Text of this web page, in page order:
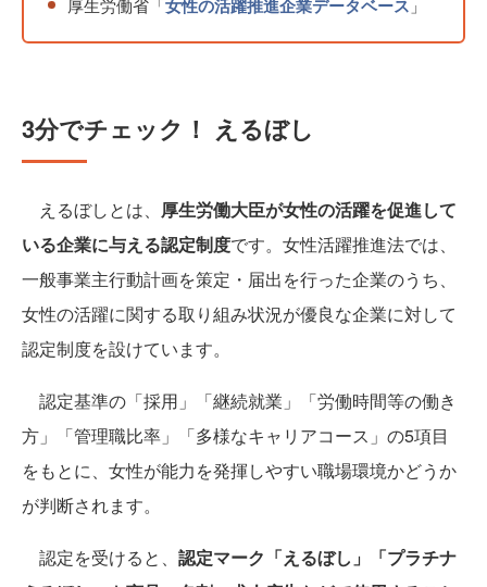
厚生労働省「女性の活躍推進企業データベース 」
3分でチェック！ えるぼし
えるぼしとは、 厚生労働大臣が女性の活躍を促進して
いる企業に与える認定制度です。女性活躍推進法では、
一般事業主行動計画を策定・届出を行った企業のうち、
女性の活躍に関する取り組み状況が優良な企業に対して
認定制度を設けています。
認定基準の「採用」「継続就業」「労働時間等の働き
方」「管理職比率」「多様なキャリアコース」の5項目
をもとに、女性が能力を発揮しやすい職場環境かどうか
が判断されます。
認定を受けると、 認定マーク「えるぼし」「プラチナ